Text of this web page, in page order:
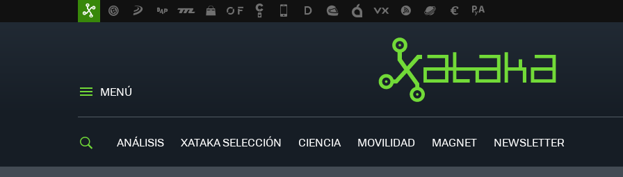
MENÚ
ANÁLISIS XATAKA SELECCIÓN CIENCIA MOVILIDAD MAGNET NEWSLETTER